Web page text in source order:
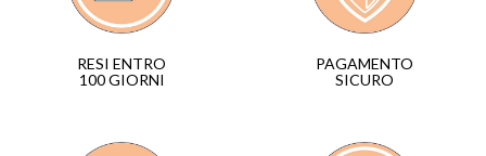
RESI ENTRO
100 GIORNI
PAGAMENTO
SICURO